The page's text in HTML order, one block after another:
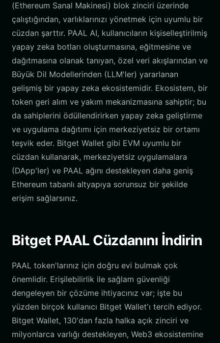
(Ethereum Sanal Makinesi) blok zinciri üzerinde
çalıştığından, varlıklarınızı yönetmek için uyumlu bir
cüzdan şarttır. PAAL AI, kullanıcıların kişiselleştirilmiş
yapay zeka botları oluşturmasına, eğitmesine ve
dağıtmasına olanak tanıyan, özel veri akışlarından ve
Büyük Dil Modellerinden (LLM'ler) yararlanan
gelişmiş bir yapay zeka ekosistemidir. Ekosistem, bir
token geri alım ve yakım mekanizmasına sahiptir; bu
da sahiplerini ödüllendirirken yapay zeka geliştirme
ve uygulama dağıtımı için merkeziyetsiz bir ortamı
teşvik eder. Bitget Wallet gibi EVM uyumlu bir
cüzdan kullanarak, merkeziyetsiz uygulamalara
(DApp'ler) ve PAAL ağını destekleyen daha geniş
Ethereum tabanlı altyapıya sorunsuz bir şekilde
erişim sağlarsınız.
Bitget PAAL Cüzdanını İndirin
PAAL token'larınız için doğru evi bulmak çok
önemlidir. Erişilebilirlik ile sağlam güvenliği
dengeleyen bir çözüme ihtiyacınız var; işte bu
yüzden birçok kullanıcı Bitget Wallet'ı tercih ediyor.
Bitget Wallet, 130'dan fazla halka açık zinciri ve
milyonlarca varlığı destekleyen, Web3 ekosistemine